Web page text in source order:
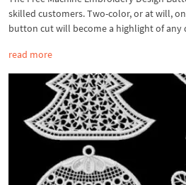
skilled customers. Two-color, or at will,
button cut will become a highlight of any
read more